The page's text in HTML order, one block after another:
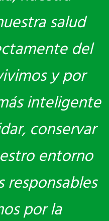
salud
del
y por
inteligente
conservar
entorno
responsables
por la